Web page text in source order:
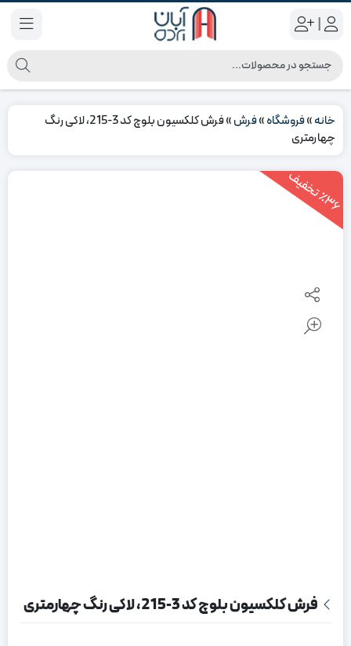
|
خانه»فروشگاه»فرش»
فرش کلکسیون بلوچ کد 3-215، لاکی رنگ
چهارمتری
٪3
6
ت
خ
ف
یف
فرش کلکسیون بلوچ کد 3-215، لاکی رنگ چهارمتری